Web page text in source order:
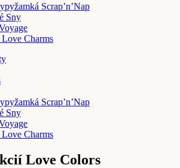
Scrap’n’Nap
Sny
Charms
Scrap’n’Nap
Sny
Charms
Love Colors